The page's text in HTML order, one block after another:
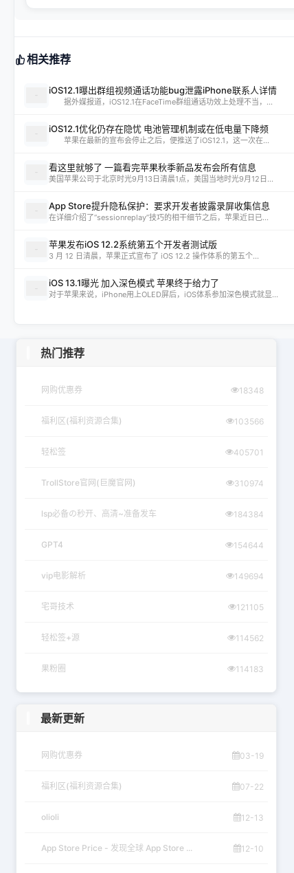
相关推荐
iOS12.1曝出群组视频通话功能bug泄露iPhone联系人详情
据外媒报道，iOS12.1在FaceTime群组通话功效上处理不当，...
iOS12.1优化仍存在隐忧 电池管理机制或在低电量下降频
苹果在最新的宣布会停止之后，便推送了iOS12.1，这一次在...
看这里就够了 一篇看完苹果秋季新品发布会所有信息
美国苹果公司于北京时光9月13日清晨1点，美国当地时光9月12日...
App Store提升隐私保护：要求开发者披露录屏收集信息
在详细介绍了“sessionreplay”技巧的相干细节之后，苹果近日已...
苹果发布iOS 12.2系统第五个开发者测试版
3 月 12 日清晨，苹果正式宣布了 iOS 12.2 操作体系的第五个...
iOS 13.1曝光 加入深色模式 苹果终于给力了
对于苹果来说，iPhone用上OLED屏后，iOS体系参加深色模式就显...
热门推荐
网购优惠券 18348
福利区(福利资源合集) 103566
轻松签 405701
TrollStore官网(巨魔官网) 310974
lsp必备の秒开、高清~准备发车 184384
GPT4 154644
vip电影解析 149694
宅哥技术 121105
轻松签+源 114562
果粉圈 114183
最新更新
网购优惠券 03-19
福利区(福利资源合集) 07-22
olioli 12-13
App Store Price - 发现全球 App Store ... 12-10